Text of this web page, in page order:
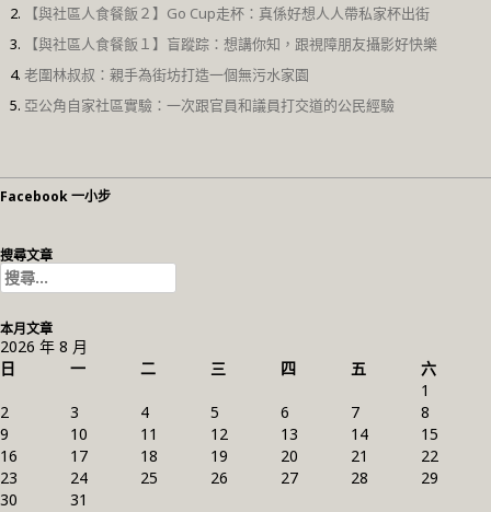
【與社區人食餐飯２】Go Cup走杯：真係好想人人帶私家杯出街
【與社區人食餐飯１】盲蹤踪：想講你知，跟視障朋友攝影好快樂
老圍林叔叔：親手為街坊打造一個無污水家園
亞公角自家社區實驗：一次跟官員和議員打交道的公民經驗
Facebook 一小步
搜尋文章
搜
尋
關
鍵
字:
本月文章
2026 年 8 月
日
一 二 三 四 五
六
1
2
3 4 5 6 7
8
9
10 11 12 13 14
15
16
17 18 19 20 21
22
23
24 25 26 27 28
29
30
31